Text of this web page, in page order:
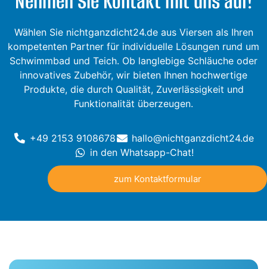
Wählen Sie nichtganzdicht24.de aus Viersen als Ihren
kompetenten Partner für individuelle Lösungen rund um
Schwimmbad und Teich. Ob langlebige Schläuche oder
innovatives Zubehör, wir bieten Ihnen hochwertige
Produkte, die durch Qualität, Zuverlässigkeit und
Funktionalität überzeugen.
+49 2153 9108678
hallo@nichtganzdicht24.de
in den Whatsapp-Chat!
zum Kontaktformular